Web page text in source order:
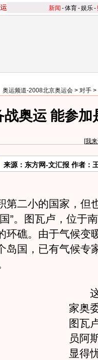
新闻 -体育-娱乐-
奥运频道-2008北京奥运会 > 对手 >
奥运 能参加
[我
来源：东方网-文汇报 作者：
二小的国家，但
”。图瓦卢，位于
环礁。由于气候变
岛国，已有气候专
这
家奥
图瓦
员阿
显得